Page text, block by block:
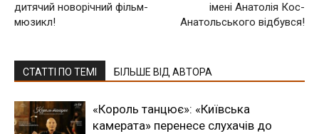
дитячий новорічний фільм-
мюзикл!
імені Анатолія Кос-
Анатольського відбувся!
СТАТТІ ПО ТЕМІ БІЛЬШЕ ВІД АВТОРА
«Король танцює»: «Київська
камерата» перенесе слухачів до